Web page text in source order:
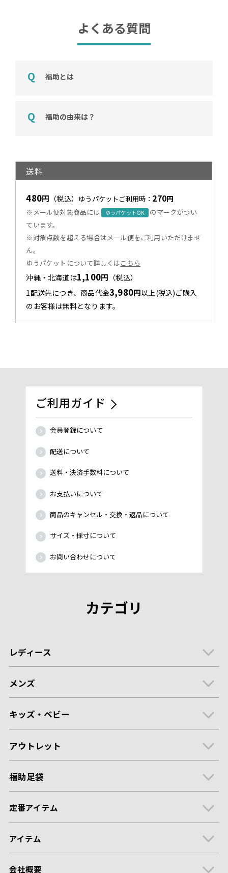
よくある質問
福助とは
福助の由来は？
送料
480円 （税込） ゆうパケットご利用時： 270円
※メール便対象商品には ゆうパケットOK
のマークがつい
ています。
※対象点数を超える場合はメール便をご利用いただけませ
ん。
ゆうパケットについて詳しくはこちら
沖縄・北海道は1,100円 （税込）
1配送先につき、商品代金3,980円以上(税込)ご購入
のお客様は無料となります。
ご利用ガイド
会員登録について
配送について
送料・決済手数料について
お支払いについて
商品のキャンセル・交換・返品について
サイズ・採寸について
お問い合わせについて
カテゴリ
レディース
メンズ
キッズ・ベビー
アウトレット
福助足袋
定番アイテム
アイテム
会社概要